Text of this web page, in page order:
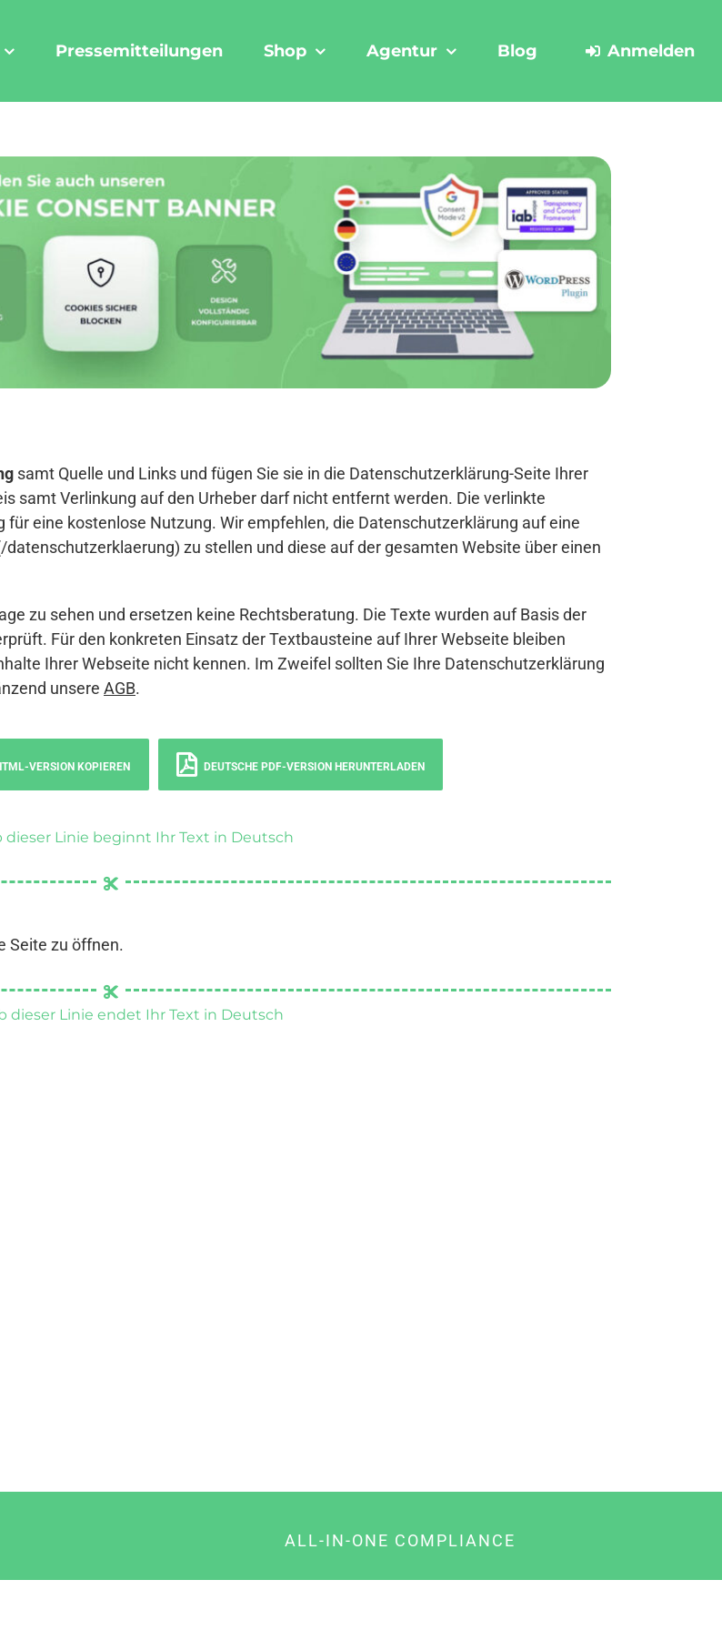
Pressemitteilungen Shop Agentur Blog Anmelden
samt Quelle und Links und fügen Sie sie in die Datenschutzerklärung-Seite Ihrer
samt Verlinkung auf den Urheber darf nicht entfernt werden. Die verlinkte
eine kostenlose Nutzung. Wir empfehlen, die Datenschutzerklärung auf eine
zu stellen und diese auf der gesamten Website über einen
zu sehen und ersetzen keine Rechtsberatung. Die Texte wurden auf Basis der
Für den konkreten Einsatz der Textbausteine auf Ihrer Webseite bleiben
Ihrer Webseite nicht kennen. Im Zweifel sollten Sie Ihre Datenschutzerklärung
unsere AGB.
VERSION KOPIEREN DEUTSCHE PDF-VERSION HERUNTERLADEN
dieser Linie beginnt Ihr Text in Deutsch
Seite zu öffnen.
dieser Linie endet Ihr Text in Deutsch
ALL-IN-ONE COMPLIANCE